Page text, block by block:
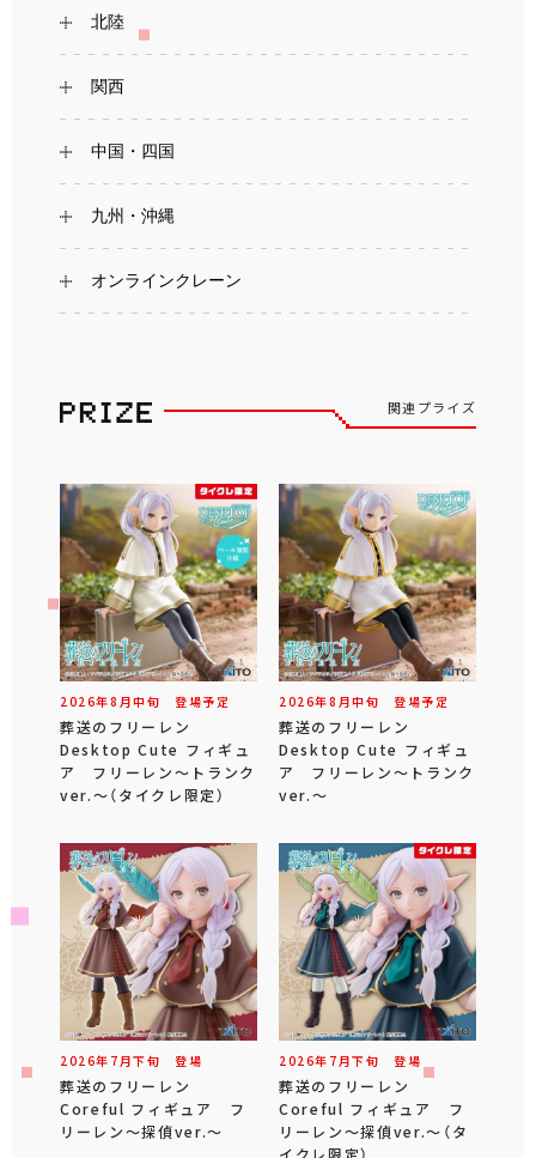
北陸
関西
中国・四国
九州・沖縄
オンラインクレーン
関連プライズ
2026年8 月中旬 登場予定
葬送のフリーレン
Desktop Cute フィギュ
ア フリーレン～トランク
ver.～（タイクレ限定）
2026年8 月中旬 登場予定
葬送のフリーレン
Desktop Cute フィギュ
ア フリーレン～トランク
ver.～
2026年 7 月下旬 登場
葬送のフリーレン
Coreful フィギュア フ
リーレン～探偵ver.～
2026年 7 月下旬 登場
葬送のフリーレン
Coreful フィギュア フ
リーレン～探偵ver.～（タ